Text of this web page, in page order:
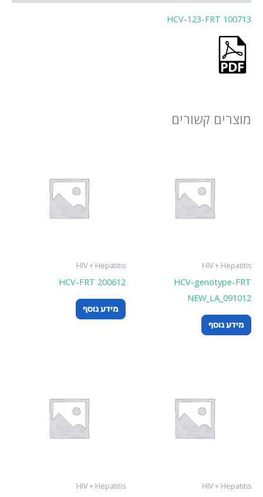
HCV-123-FRT 100713
מוצרים קשורים
HIV + Hepatitis
HCV-genotype-FRT
NEW_LA_091012
מידע נוסף
HIV + Hepatitis
HCV-FRT 200612
מידע נוסף
HIV + Hepatitis
HIV + Hepatitis